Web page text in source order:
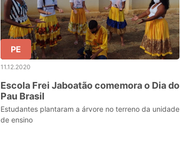
PE
11.12.2020
Escola Frei Jaboatão comemora o Dia do
Pau Brasil
Estudantes plantaram a árvore no terreno da unidade
de ensino